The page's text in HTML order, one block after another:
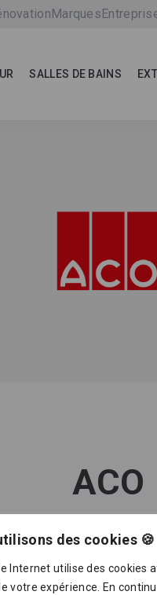
des cookies 🍪
Internet utilise des cookies
votre expérience. En
SALLES DE BAINS
Marques
ACO
80 ans, pour son
l’eau et sa
inoxydable, de la